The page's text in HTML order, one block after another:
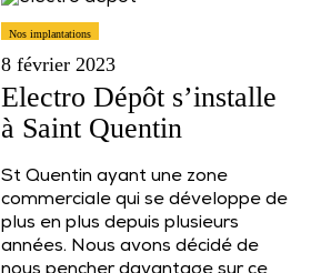
Nos implantations
8 février 2023
Electro Dépôt s’installe
à Saint Quentin
St Quentin ayant une zone
commerciale qui se développe de
plus en plus depuis plusieurs
années. Nous avons décidé de